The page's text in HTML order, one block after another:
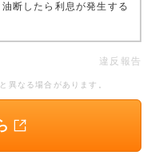
断したら利息が発生する
違反報告
異なる場合があります。